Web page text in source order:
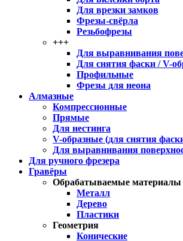
Для врезки замков
Фрезы-свёрла
Резьбофрезы
+++
Для выравнивания
Для снятия фаски / V-
Профильные
Фрезы для неона
Алмазные
Компрессионные
Прямые
Для нестинга
V-образные (для снятия
Для выравнивания
Для ручного фрезера
Гравёры
Обрабатываемые материалы
Металл
Дерево
Пластики
Геометрия
Конические